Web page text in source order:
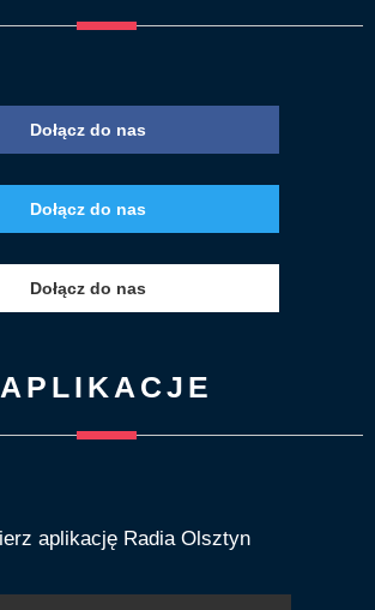
Dołącz do nas
Dołącz do nas
Dołącz do nas
APLIKACJE
aplikację Radia Olsztyn